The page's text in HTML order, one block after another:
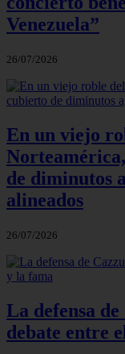
Venezuela”
26/07/2026
En un viejo
de diminutos
alineados
26/07/2026
La defensa
debate entre